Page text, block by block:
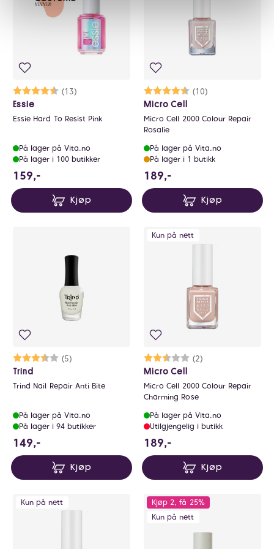
Karakter:
(13)
4.6 av 5 mulige
Essie
Essie Hard To Resist Pink
På lager på Vita.no
På lager i 100 butikker
159,-
Kjøp
Karakter:
(10)
4.7 av 5 mulige
Micro Cell
Micro Cell 2000 Colour Repair
Rosalie
På lager på Vita.no
På lager i 1 butikk
189,-
Kjøp
Karakter:
(5)
3.2 av 5 mulige
Trind
Trind Nail Repair Anti Bite
På lager på Vita.no
På lager i 94 butikker
149,-
Kjøp
Kun på nett
Karakter:
(2)
2.5 av 5 mulige
Micro Cell
Micro Cell 2000 Colour Repair
Charming Rose
På lager på Vita.no
Utilgjengelig i butikk
189,-
Kjøp
Kun på nett
Kjøp 2, få 25%
Kun på nett